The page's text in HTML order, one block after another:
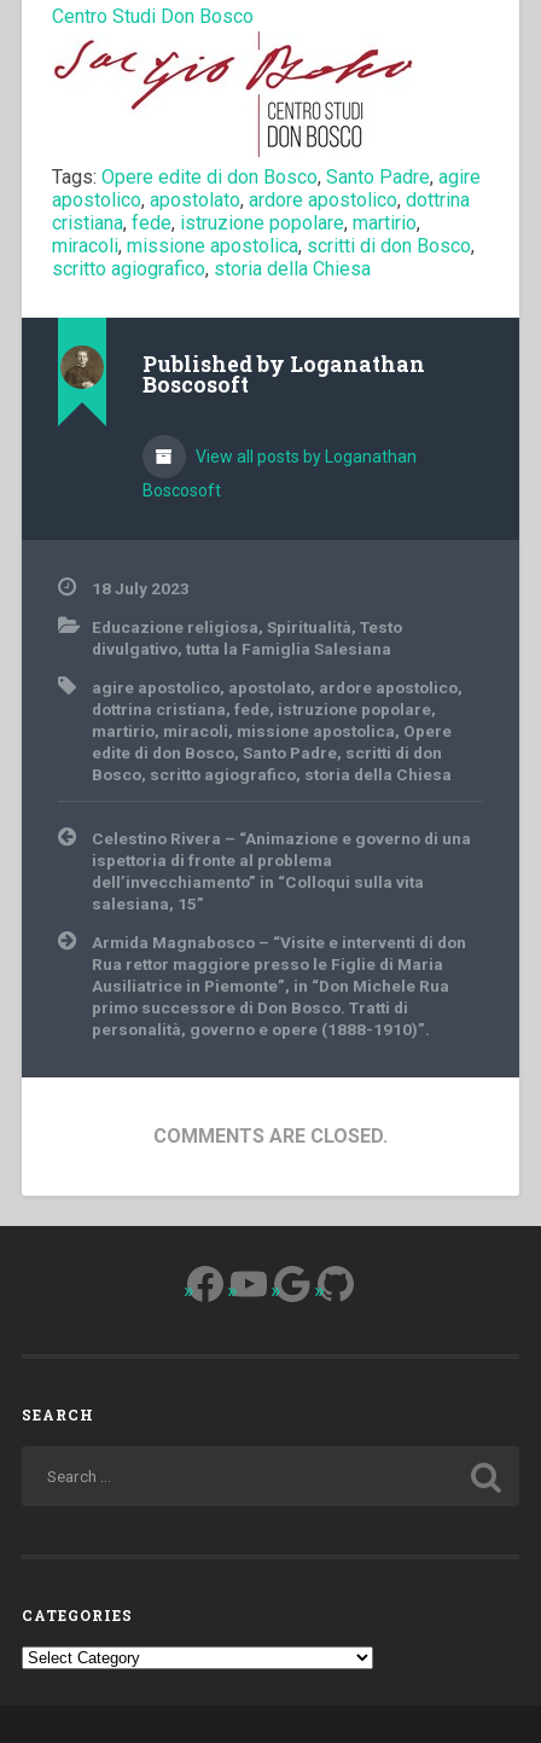
Centro Studi Don Bosco
Tags: Opere edite di don Bosco, Santo Padre, agire
apostolico, apostolato, ardore apostolico, dottrina
cristiana, fede, istruzione popolare, martirio,
miracoli, missione apostolica, scritti di don Bosco,
scritto agiografico, storia della Chiesa
Published by Loganathan
Boscosoft
View all posts by Loganathan
Boscosoft
18 July 2023
Educazione religiosa, Spiritualità, Testo
divulgativo, tutta la Famiglia Salesiana
agire apostolico, apostolato, ardore apostolico,
dottrina cristiana, fede, istruzione popolare,
martirio, miracoli, missione apostolica, Opere
edite di don Bosco, Santo Padre, scritti di don
Bosco, scritto agiografico, storia della Chiesa
Post
navigation
Celestino Rivera – “Animazione e governo di una
ispettoria di fronte al problema
dell’invecchiamento” in “Colloqui sulla vita
salesiana, 15”
Armida Magnabosco – “Visite e interventi di don
Rua rettor maggiore presso le Figlie di Maria
Ausiliatrice in Piemonte”, in “Don Michele Rua
primo successore di Don Bosco. Tratti di
personalità, governo e opere (1888-1910)”.
COMMENTS ARE CLOSED.
Facebook
YouTube
Google
GitHub
SEARCH
CATEGORIES
Categories